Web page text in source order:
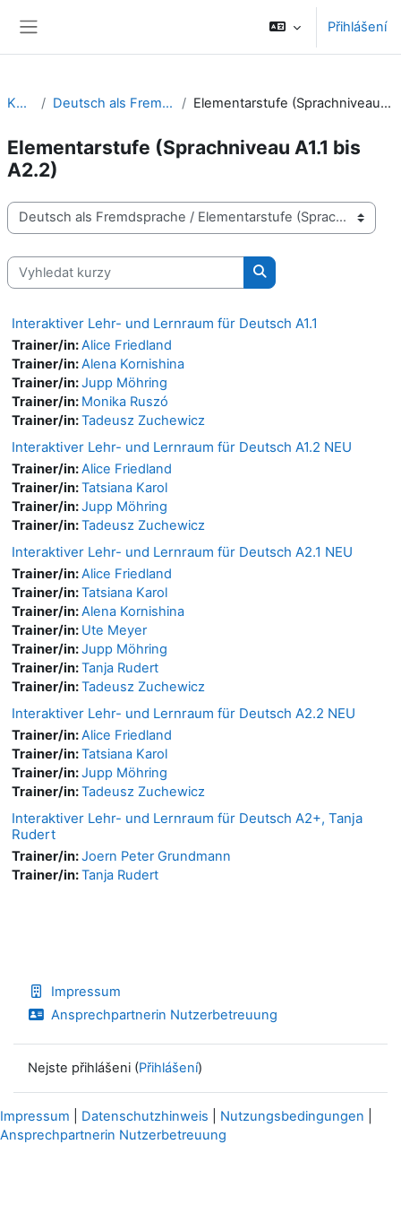
Přihlášení
Kurzy Deutsch als Fremdsprache Elementarstufe (Sprachniveau A1.1 bis A2.2)
Elementarstufe (Sprachniveau A1.1 bis
A2.2)
Kategorie kurzů
Vyhledat kurzy
Vyhledat kurzy
Interaktiver Lehr- und Lernraum für Deutsch A1.1
Trainer/in:Alice Friedland
Trainer/in:Alena Kornishina
Trainer/in:Jupp Möhring
Trainer/in: Monika Ruszó
Trainer/in:Tadeusz Zuchewicz
Interaktiver Lehr- und Lernraum für Deutsch A1.2 NEU
Trainer/in:Alice Friedland
Trainer/in:Tatsiana Karol
Trainer/in:Jupp Möhring
Trainer/in:Tadeusz Zuchewicz
Interaktiver Lehr- und Lernraum für Deutsch A2.1 NEU
Trainer/in:Alice Friedland
Trainer/in:Tatsiana Karol
Trainer/in:Alena Kornishina
Trainer/in: Ute Meyer
Trainer/in:Jupp Möhring
Trainer/in:Tanja Rudert
Trainer/in:Tadeusz Zuchewicz
Interaktiver Lehr- und Lernraum für Deutsch A2.2 NEU
Trainer/in:Alice Friedland
Trainer/in:Tatsiana Karol
Trainer/in:Jupp Möhring
Trainer/in:Tadeusz Zuchewicz
Interaktiver Lehr- und Lernraum für Deutsch A2+, Tanja
Rudert
Trainer/in:Joern Peter Grundmann
Trainer/in:Tanja Rudert
Impressum
Ansprechpartnerin Nutzerbetreuung
Nejste přihlášeni (Přihlášení)
Impressum Datenschutzhinweis Nutzungsbedingungen
Ansprechpartnerin Nutzerbetreuung